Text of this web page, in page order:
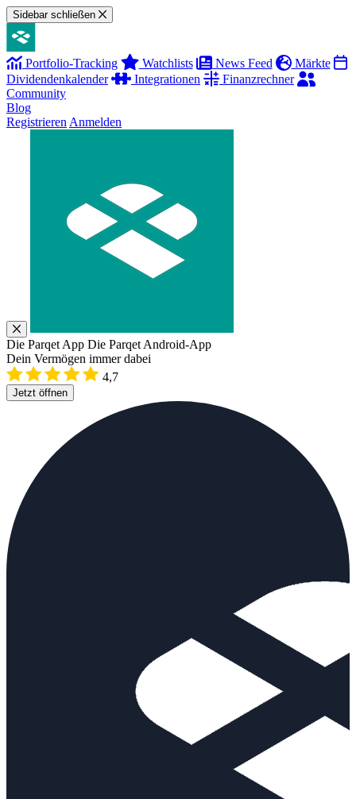
Sidebar schließen
Portfolio-Tracking Watchlists News Feed
Märkte
Dividendenkalender
Integrationen
Finanzrechner
Community
Blog
Registrieren Anmelden
Die Parqet App Die Parqet Android-App
Dein Vermögen immer dabei
4,7
Jetzt öffnen